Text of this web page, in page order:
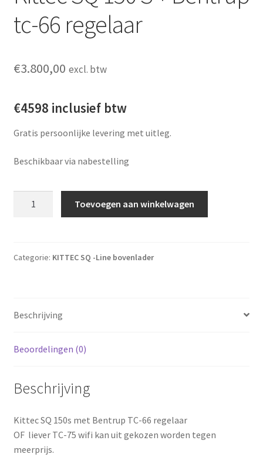
tc-66 regelaar
€3.800,00 excl. btw
€4598 inclusief btw
Gratis persoonlijke levering met uitleg.
Beschikbaar via nabestelling
Toevoegen aan winkelwagen
Categorie: KITTEC SQ -Line bovenlader
Beschrijving
Beoordelingen (0)
Beschrijving
Kittec SQ 150s met Bentrup TC-66 regelaar
OF liever TC-75 wifi kan uit gekozen worden tegen
meerprijs.